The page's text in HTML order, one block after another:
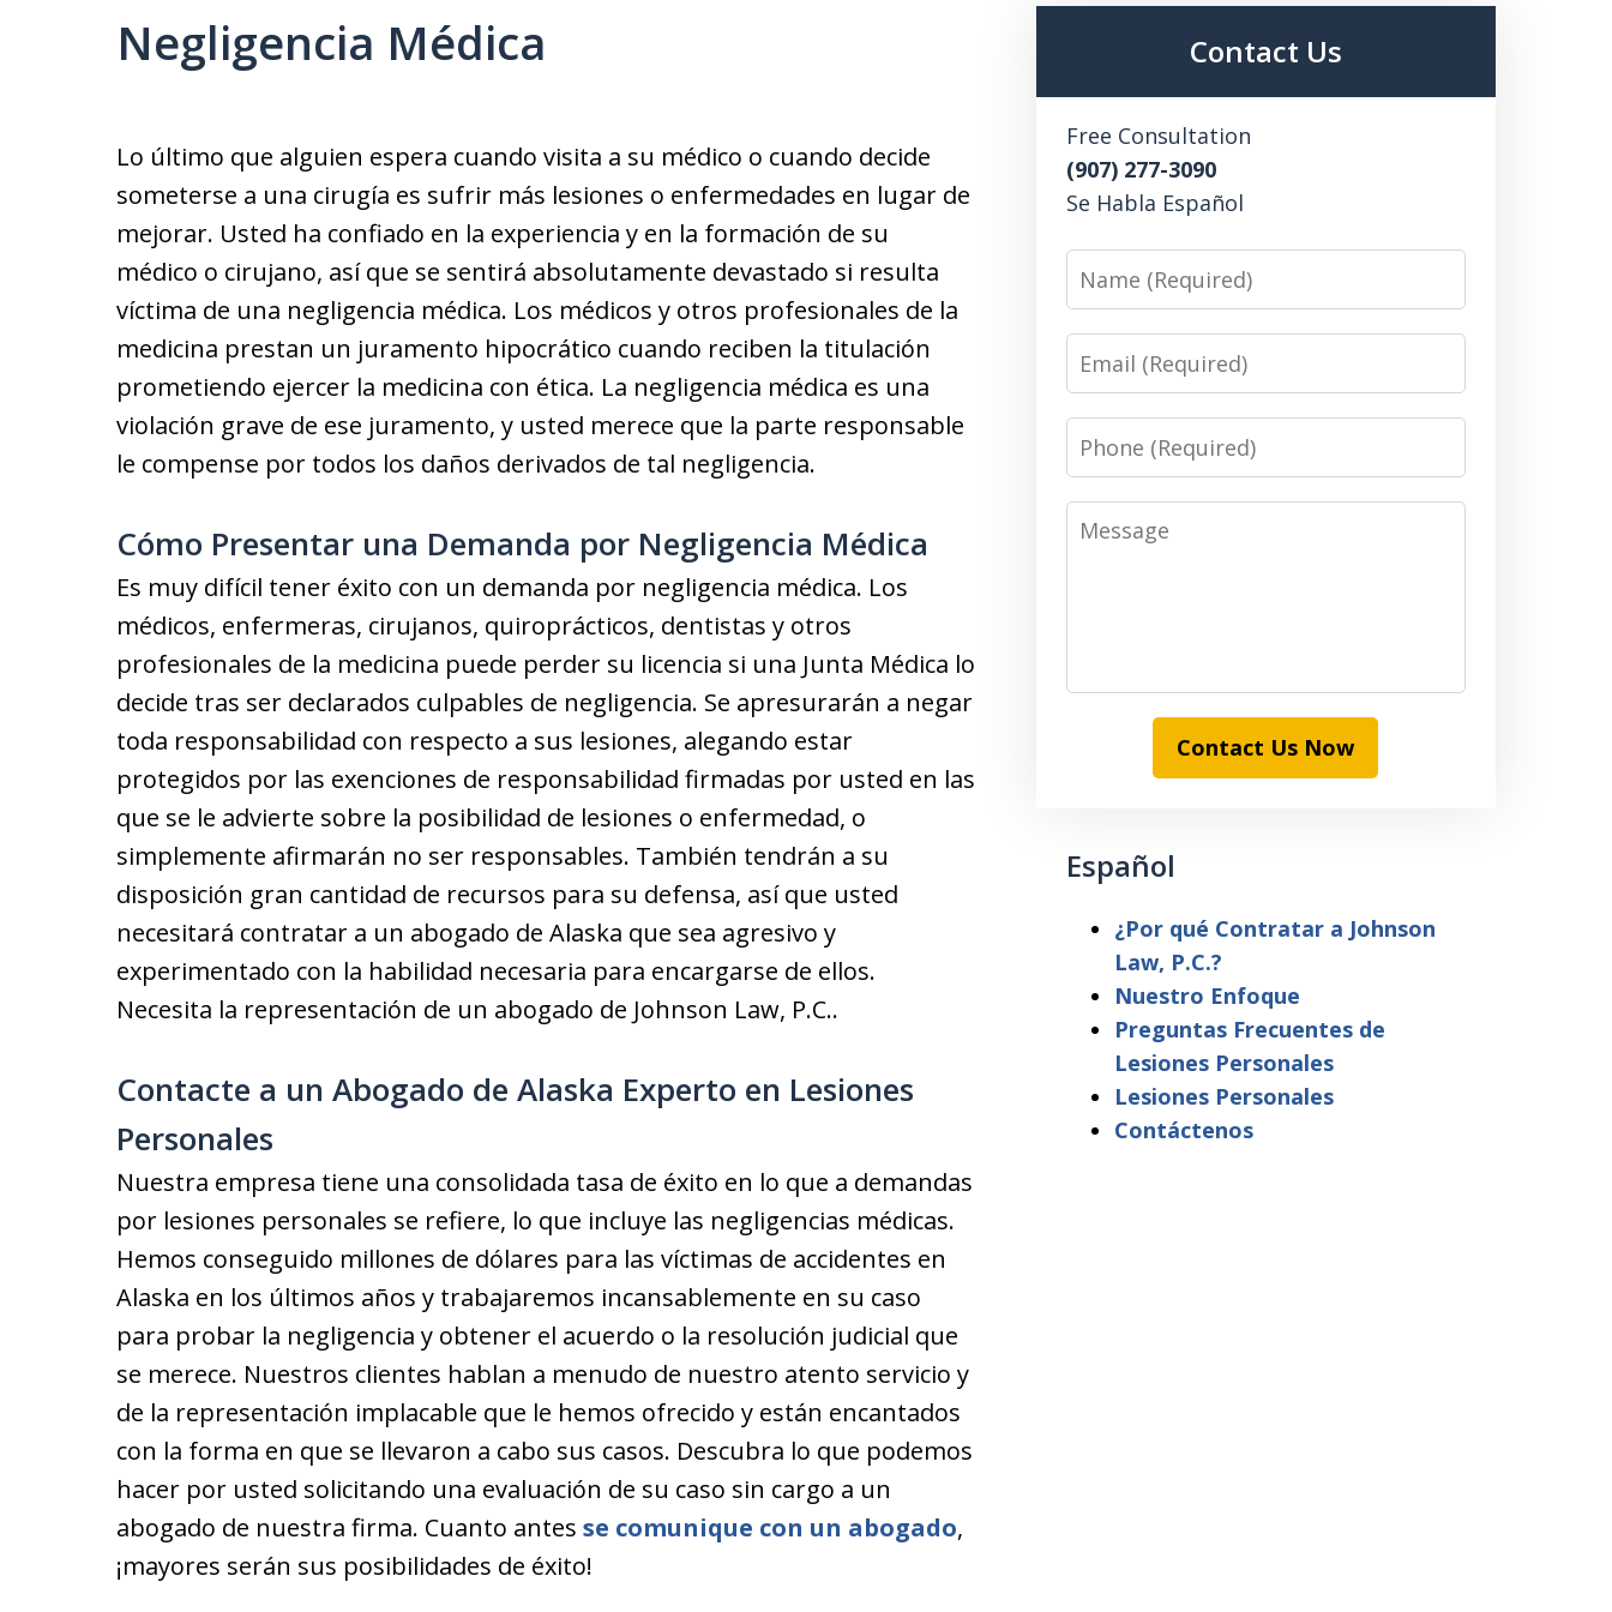
Negligencia Médica
Lo último que alguien espera cuando visita a su médico o cuando decide
someterse a una cirugía es sufrir más lesiones o enfermedades en lugar de
mejorar. Usted ha confiado en la experiencia y en la formación de su
médico o cirujano, así que se sentirá absolutamente devastado si resulta
víctima de una negligencia médica. Los médicos y otros profesionales de la
medicina prestan un juramento hipocrático cuando reciben la titulación
prometiendo ejercer la medicina con ética. La negligencia médica es una
violación grave de ese juramento, y usted merece que la parte responsable
le compense por todos los daños derivados de tal negligencia.
Cómo Presentar una Demanda por Negligencia Médica
Es muy difícil tener éxito con un demanda por negligencia médica. Los
médicos, enfermeras, cirujanos, quiroprácticos, dentistas y otros
profesionales de la medicina puede perder su licencia si una Junta Médica lo
decide tras ser declarados culpables de negligencia. Se apresurarán a negar
toda responsabilidad con respecto a sus lesiones, alegando estar
protegidos por las exenciones de responsabilidad firmadas por usted en las
que se le advierte sobre la posibilidad de lesiones o enfermedad, o
simplemente afirmarán no ser responsables. También tendrán a su
disposición gran cantidad de recursos para su defensa, así que usted
necesitará contratar a un abogado de Alaska que sea agresivo y
experimentado con la habilidad necesaria para encargarse de ellos.
Necesita la representación de un abogado de Johnson Law, P.C..
Contacte a un Abogado de Alaska Experto en Lesiones
Personales
Nuestra empresa tiene una consolidada tasa de éxito en lo que a demandas
por lesiones personales se refiere, lo que incluye las negligencias médicas.
Hemos conseguido millones de dólares para las víctimas de accidentes en
Alaska en los últimos años y trabajaremos incansablemente en su caso
para probar la negligencia y obtener el acuerdo o la resolución judicial que
se merece. Nuestros clientes hablan a menudo de nuestro atento servicio y
de la representación implacable que le hemos ofrecido y están encantados
con la forma en que se llevaron a cabo sus casos. Descubra lo que podemos
hacer por usted solicitando una evaluación de su caso sin cargo a un
abogado de nuestra firma. Cuanto antes se comunique con un abogado,
¡mayores serán sus posibilidades de éxito!
Contact Us
Free Consultation
(907) 277-3090
Se Habla Español
Name
Email
Phone
Message
Contact Us Now
Español
¿Por qué Contratar a Johnson
Law, P.C.?
Nuestro Enfoque
Preguntas Frecuentes de
Lesiones Personales
Lesiones Personales
Contáctenos